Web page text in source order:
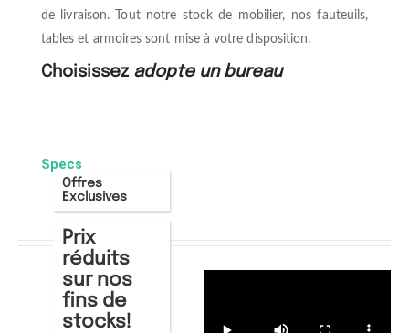
de livraison. Tout notre stock de mobilier, nos fauteuils,
tables et armoires sont mise à votre disposition.
Choisissez adopte un bureau
Specs
Offres
Exclusives
Prix
réduits
sur nos
fins de
stocks!